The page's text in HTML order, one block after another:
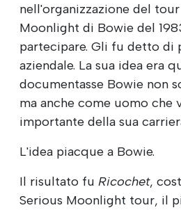
nell'organizzazione del
Moonlight di Bowie del
partecipare. Gli fu detto di
aziendale. La sua idea era
documentasse Bowie non
ma anche come uomo che
importante della sua
L'idea piacque a Bowie.
Il risultato fu Ricochet,
Serious Moonlight tour, il